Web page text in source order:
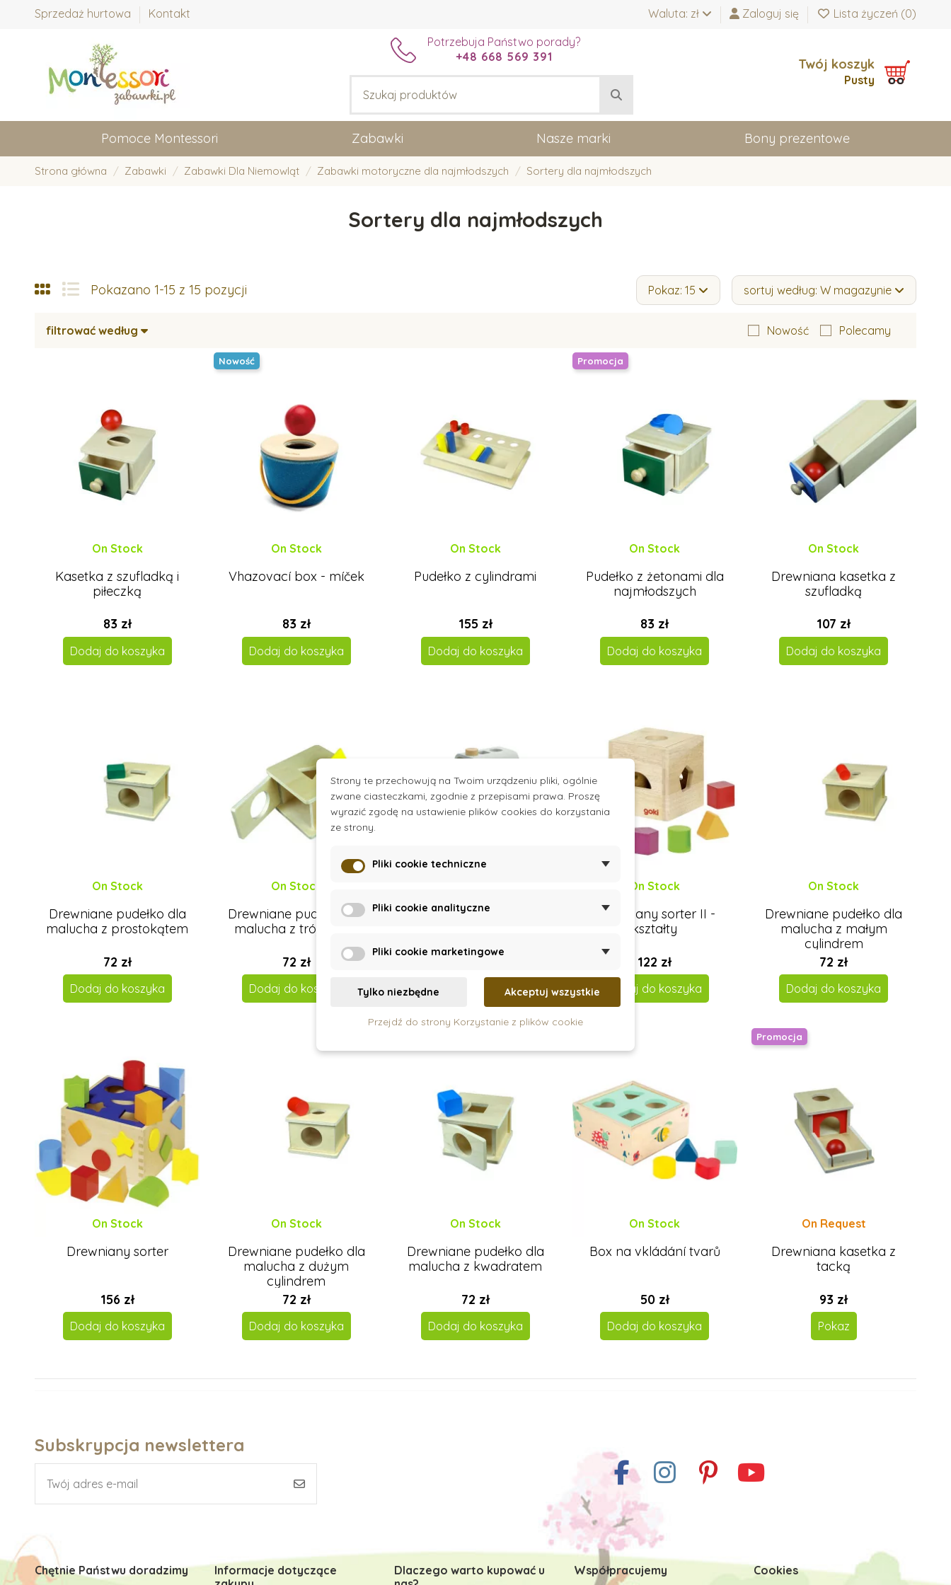
Sprzedaż hurtowa Kontakt Waluta: zł Zaloguj się Lista życzeń (0)
Potrzebuja Państwo porady?
+48 668 569 391
Twój koszyk
Pusty
Pomoce Montessori Zabawki Nasze marki Bony prezentowe
Strona główna Zabawki Zabawki Dla Niemowląt Zabawki motoryczne dla najmłodszych Sortery dla najmłodszych
Sortery dla najmłodszych
Pokazano 1-15 z 15 pozycji Pokaz: 15 sortuj według: W magazynie
filtrować według Nowość Polecamy
On Stock
Kasetka z szufladką i
piłeczką
83 zł
Dodaj do koszyka
Nowość
On Stock
Vhazovací box - míček
83 zł
Dodaj do koszyka
On Stock
Pudełko z cylindrami
155 zł
Dodaj do koszyka
Promocja
On Stock
Pudełko z żetonami dla
najmłodszych
83 zł
Dodaj do koszyka
On Stock
Drewniana kasetka z
szufladką
107 zł
Dodaj do koszyka
On Stock
Drewniane pudełko dla
malucha z prostokątem
72 zł
Dodaj do koszyka
On Stock
Drewniane pudełko dla
malucha z trójkątem
72 zł
Dodaj do koszyka
Sortownik - autobus
224 zł
Dodaj do koszyka
On Stock
Drewniany sorter II -
kształty
122 zł
Dodaj do koszyka
On Stock
Drewniane pudełko dla
malucha z małym
cylindrem
72 zł
Dodaj do koszyka
On Stock
Drewniany sorter
156 zł
Dodaj do koszyka
On Stock
Drewniane pudełko dla
malucha z dużym
cylindrem
72 zł
Dodaj do koszyka
On Stock
Drewniane pudełko dla
malucha z kwadratem
72 zł
Dodaj do koszyka
On Stock
Box na vkládání tvarů
50 zł
Dodaj do koszyka
Promocja
On Request
Drewniana kasetka z
tacką
93 zł
Pokaz
Subskrypcja newslettera
Chętnie Państwu doradzimy
Informacje dotyczące
Dlaczego warto kupować u
Współpracujemy Cookies
Strony te przechowują na Twoim urządzeniu pliki, ogólnie
zwane ciasteczkami, zgodnie z przepisami prawa. Proszę
wyrazić zgodę na ustawienie plików cookies do korzystania
ze strony.
Pliki cookie techniczne
Pliki cookie analityczne
Pliki cookie marketingowe
Tylko niezbędne Akceptuj wszystkie
Przejdź do strony Korzystanie z plików cookie